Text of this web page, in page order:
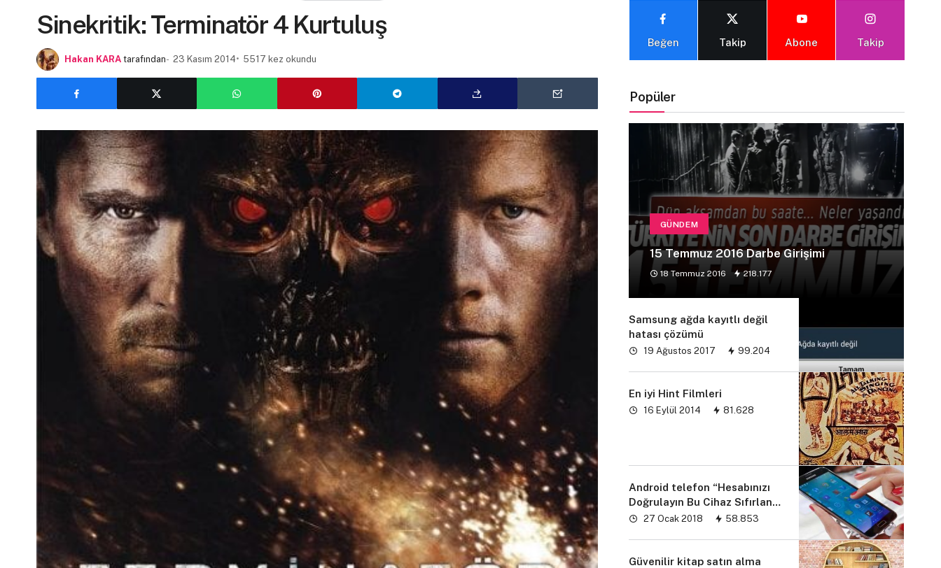
Sinekritik: Terminatör 4 Kurtuluş
Hakan KARA tarafından 23 Kasım 2014 5517 kez okundu
Beğen Takip Abone Takip
Popüler
GÜNDEM
15 Temmuz 2016 Darbe Girişimi
18 Temmuz 2016 218.177
Samsung ağda kayıtlı değil
hatası çözümü
19 Ağustos 2017 99.204
En iyi Hint Filmleri
16 Eylül 2014 81.628
Android telefon “Hesabınızı
Doğrulayın Bu Cihaz Sıfırlandı
sorunu” çözümü
27 Ocak 2018 58.853
Güvenilir kitap satın alma